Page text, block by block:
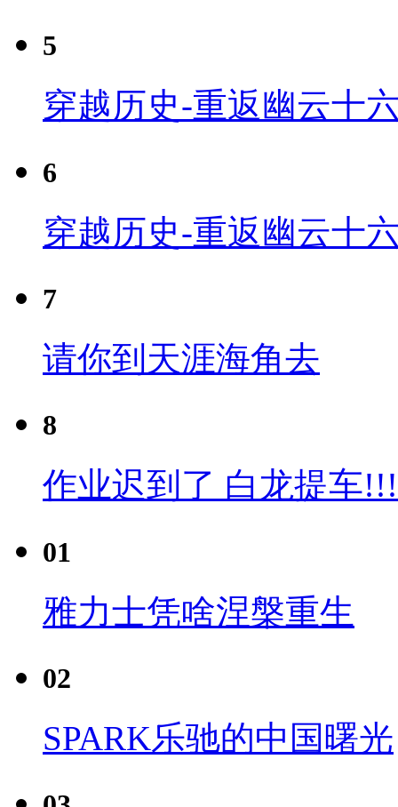
5
穿越历史-重返幽云十
6
穿越历史-重返幽云十
7
请你到天涯海角去
8
作业迟到了 白龙提车
01
雅力士凭啥涅槃重生
02
SPARK乐驰的中国曙光